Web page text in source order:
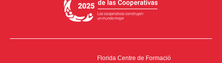
Florida Centre de Formació